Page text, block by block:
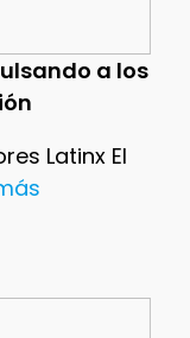
a los
Latinx El